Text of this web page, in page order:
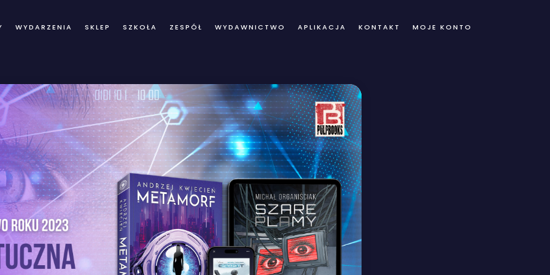
WYDARZENIA SKLEP SZKOŁA ZESPÓŁ WYDAWNICTWO APLIKACJA KONTAKT MOJE KONTO